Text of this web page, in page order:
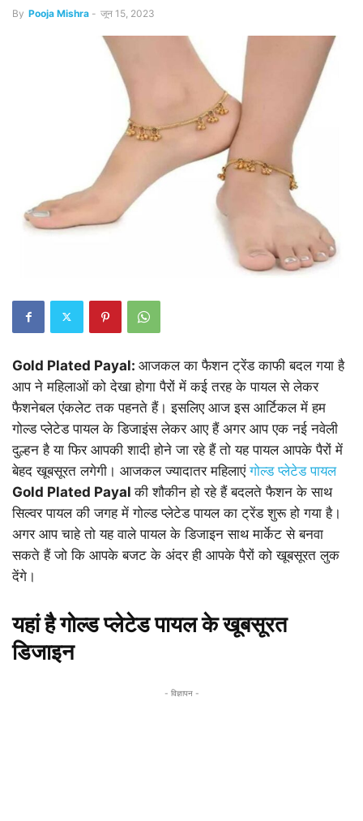
By Pooja Mishra - जून 15, 2023
Gold Plated Payal: आजकल का फैशन ट्रेंड काफी बदल गया है
आप ने महिलाओं को देखा होगा पैरों में कई तरह के पायल से लेकर
फैशनेबल एंकलेट तक पहनते हैं। इसलिए आज इस आर्टिकल में हम
गोल्ड प्लेटेड पायल के डिजाइंस लेकर आए हैं अगर आप एक नई नवेली
दुल्हन है या फिर आपकी शादी होने जा रहे हैं तो यह पायल आपके पैरों में
बेहद खूबसूरत लगेगी। आजकल ज्यादातर महिलाएंगोल्ड प्लेटेड पायल
Gold Plated Payalकी शौकीन हो रहे हैं बदलते फैशन के साथ
सिल्वर पायल की जगह में गोल्ड प्लेटेड पायल का ट्रेंड शुरू हो गया है।
अगर आप चाहे तो यह वाले पायल के डिजाइन साथ मार्केट से बनवा
सकते हैं जो कि आपके बजट के अंदर ही आपके पैरों को खूबसूरत लुक
देंगे।
यहां है गोल्ड प्लेटेड पायल के खूबसूरत
डिजाइन
- विज्ञापन -